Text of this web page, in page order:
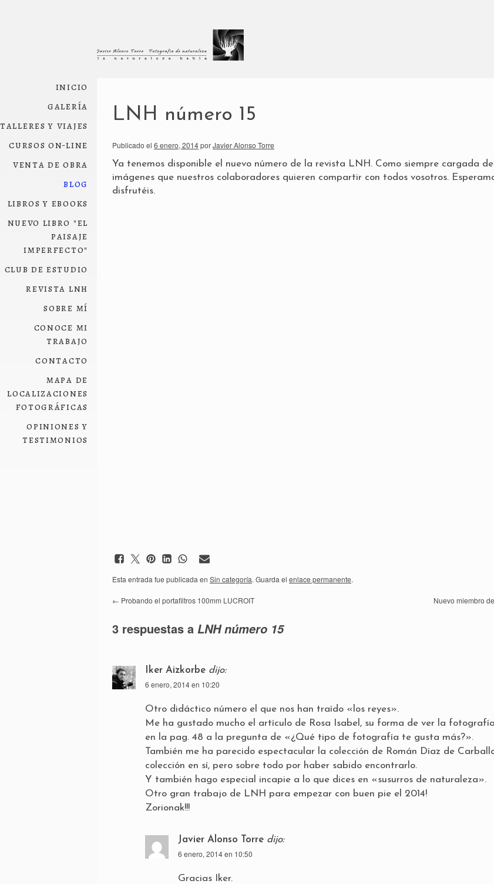
inicio
galería
talleres y viajes
cursos on-line
venta de obra
blog
libros y ebooks
nuevo libro "el
paisaje
imperfecto"
club de estudio
revista lnh
sobre mí
conoce mi
trabajo
contacto
mapa de
localizaciones
fotográficas
opiniones y
testimonios
LNH número 15
Publicado el 6 enero, 2014porJavier Alonso Torre
Ya tenemos disponible el nuevo número de la revista LNH. Como siempre cargada
imágenes que nuestros colaboradores quieren compartir con todos vosotros.
disfrutéis.
Esta entrada fue publicada en Sin categoría. Guarda el enlace permanente.
← Probando el portafiltros 100mm LUCROIT Nuevo miembro
3 respuestas a LNH número 15
Iker Aizkorbe dijo:
6 enero, 2014 en 10:20
Otro didáctico número el que nos han traído «los reyes».
Me ha gustado mucho el artículo de Rosa Isabel, su forma de ver la
en la pag. 48 a la pregunta de «¿Qué tipo de fotografía te gusta más?».
También me ha parecido espectacular la colección de Román Díaz de
colección en sí, pero sobre todo por haber sabido encontrarlo.
Y también hago especial incapie a lo que dices en «susurros de naturaleza».
Otro gran trabajo de LNH para empezar con buen pie el 2014!
Zorionak!!!
Javier Alonso Torre dijo:
6 enero, 2014 en 10:50
Gracias Iker.